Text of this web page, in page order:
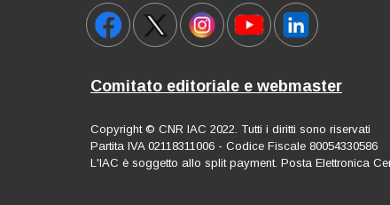
Comitato editoriale e webmaster
Copyright © CNR IAC 2022. Tutti i diritti sono riservati
Partita IVA 02118311006 - Codice Fiscale 80054330586
L'IAC è soggetto allo split payment. Posta Elettronica